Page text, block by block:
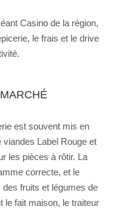
Casino de la région,
le frais et le drive
est souvent mis en
Label Rouge et
les pièces à rôtir. La
correcte, et le
fruits et légumes de
le fait maison, le traiteur